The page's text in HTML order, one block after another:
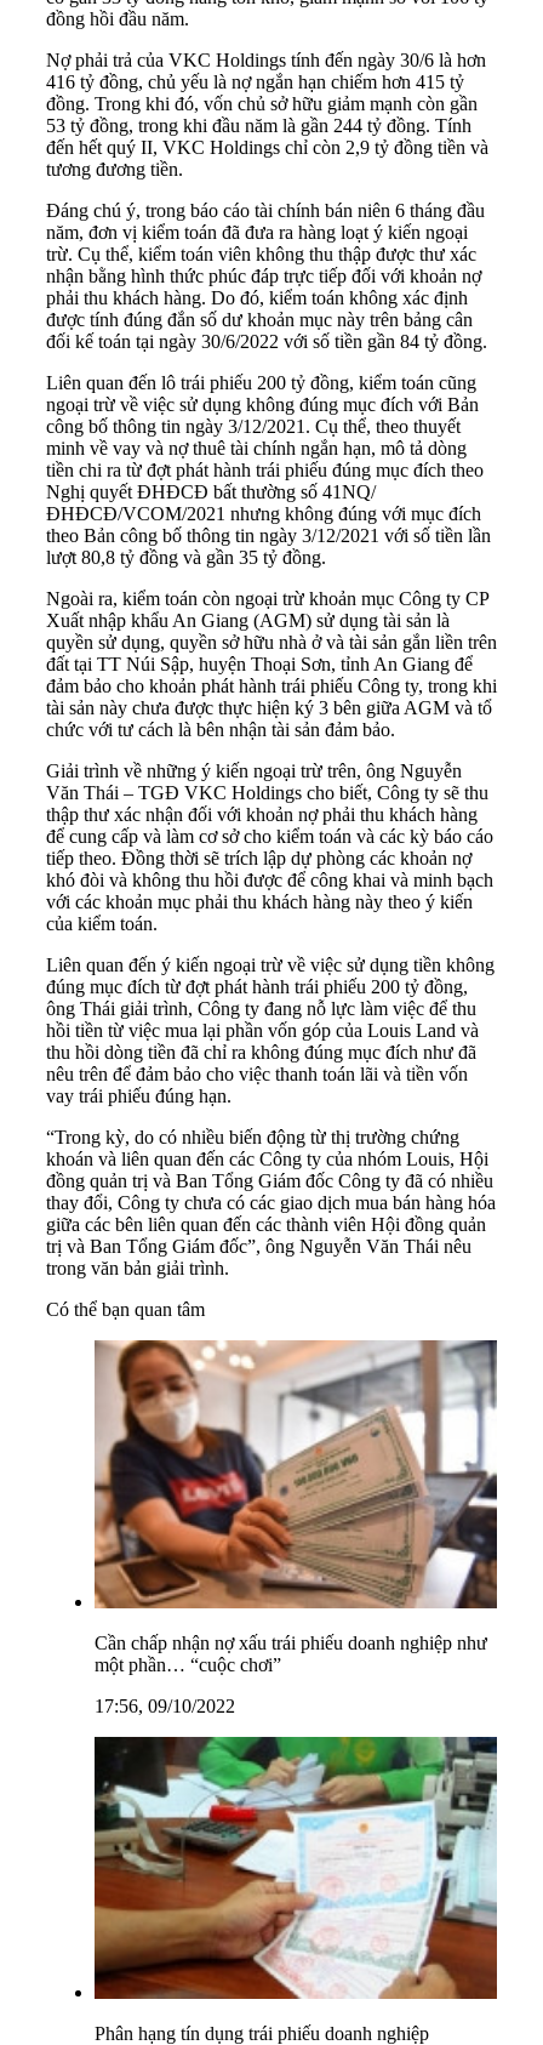
đồng hồi đầu năm.
Nợ phải trả của VKC Holdings tính đến ngày 30/6 là hơn
416 tỷ đồng, chủ yếu là nợ ngắn hạn chiếm hơn 415 tỷ
đồng. Trong khi đó, vốn chủ sở hữu giảm mạnh còn gần
53 tỷ đồng, trong khi đầu năm là gần 244 tỷ đồng. Tính
đến hết quý II, VKC Holdings chỉ còn 2,9 tỷ đồng tiền và
tương đương tiền.
Đáng chú ý, trong báo cáo tài chính bán niên 6 tháng đầu
năm, đơn vị kiểm toán đã đưa ra hàng loạt ý kiến ngoại
trừ. Cụ thể, kiểm toán viên không thu thập được thư xác
nhận bằng hình thức phúc đáp trực tiếp đối với khoản nợ
phải thu khách hàng. Do đó, kiểm toán không xác định
được tính đúng đắn số dư khoản mục này trên bảng cân
đối kế toán tại ngày 30/6/2022 với số tiền gần 84 tỷ đồng.
Liên quan đến lô trái phiếu 200 tỷ đồng, kiểm toán cũng
ngoại trừ về việc sử dụng không đúng mục đích với Bản
công bố thông tin ngày 3/12/2021. Cụ thể, theo thuyết
minh về vay và nợ thuê tài chính ngắn hạn, mô tả dòng
tiền chi ra từ đợt phát hành trái phiếu đúng mục đích theo
Nghị quyết ĐHĐCĐ bất thường số 41NQ/
ĐHĐCĐ/VCOM/2021 nhưng không đúng với mục đích
theo Bản công bố thông tin ngày 3/12/2021 với số tiền lần
lượt 80,8 tỷ đồng và gần 35 tỷ đồng.
Ngoài ra, kiểm toán còn ngoại trừ khoản mục Công ty CP
Xuất nhập khẩu An Giang (AGM) sử dụng tài sản là
quyền sử dụng, quyền sở hữu nhà ở và tài sản gắn liền trên
đất tại TT Núi Sập, huyện Thoại Sơn, tỉnh An Giang để
đảm bảo cho khoản phát hành trái phiếu Công ty, trong khi
tài sản này chưa được thực hiện ký 3 bên giữa AGM và tổ
chức với tư cách là bên nhận tài sản đảm bảo.
Giải trình về những ý kiến ngoại trừ trên, ông Nguyễn
Văn Thái – TGĐ VKC Holdings cho biết, Công ty sẽ thu
thập thư xác nhận đối với khoản nợ phải thu khách hàng
để cung cấp và làm cơ sở cho kiểm toán và các kỳ báo cáo
tiếp theo. Đồng thời sẽ trích lập dự phòng các khoản nợ
khó đòi và không thu hồi được để công khai và minh bạch
với các khoản mục phải thu khách hàng này theo ý kiến
của kiểm toán.
Liên quan đến ý kiến ngoại trừ về việc sử dụng tiền không
đúng mục đích từ đợt phát hành trái phiếu 200 tỷ đồng,
ông Thái giải trình, Công ty đang nỗ lực làm việc để thu
hồi tiền từ việc mua lại phần vốn góp của Louis Land và
thu hồi dòng tiền đã chỉ ra không đúng mục đích như đã
nêu trên để đảm bảo cho việc thanh toán lãi và tiền vốn
vay trái phiếu đúng hạn.
“Trong kỳ, do có nhiều biến động từ thị trường chứng
khoán và liên quan đến các Công ty của nhóm Louis, Hội
đồng quản trị và Ban Tổng Giám đốc Công ty đã có nhiều
thay đổi, Công ty chưa có các giao dịch mua bán hàng hóa
giữa các bên liên quan đến các thành viên Hội đồng quản
trị và Ban Tổng Giám đốc”, ông Nguyễn Văn Thái nêu
trong văn bản giải trình.
Có thể bạn quan tâm
Cần chấp nhận nợ xấu trái phiếu doanh nghiệp như
một phần… “cuộc chơi”
17:56, 09/10/2022
Phân hạng tín dụng trái phiếu doanh nghiệp